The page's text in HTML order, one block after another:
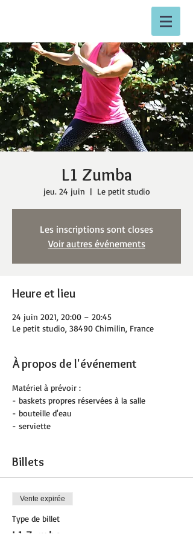
L1 Zumba
jeu. 24 juin
  |
Le petit studio
Les inscriptions sont closes
Voir autres événements
Heure et lieu
24 juin 2021, 20:00 – 20:45
Le petit studio, 38490 Chimilin, France
À propos de l'événement
Matériel à prévoir :
- baskets propres réservées à la salle
- bouteille d'eau
- serviette
Billets
Vente expirée
Type de billet
L1 Zumba